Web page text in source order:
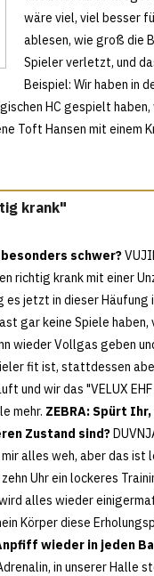
wäre viel, viel besser
ablesen, wie groß die
Spieler verletzt, und
Beispiel: Wir haben in
HC gespielt
Toft Hansen mit einem
krank"
schwer?
richtig krank mit einer
es jetzt in dieser Häufung
gar keine Spiele haben,
wieder Vollgas geben
fit ist, stattdessen
und wir das "VELUX
mehr. ZEBRA: Spürt
Zustand sind?
alles weh, aber das ist
Uhr ein lockeres
alles wieder
Körper diese
wieder in jeden
in unserer Halle